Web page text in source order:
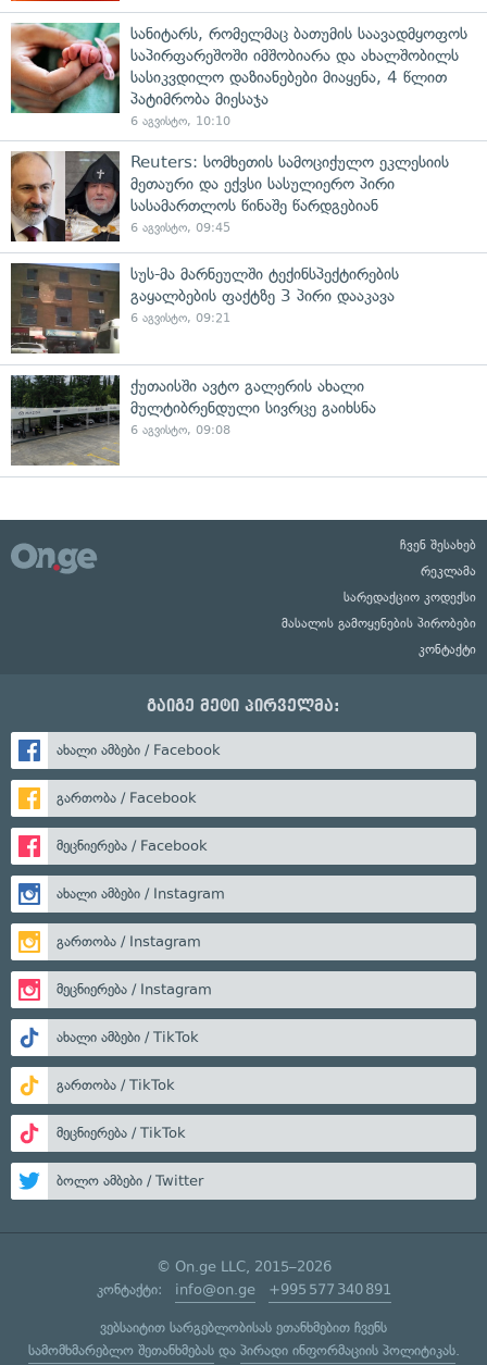
სანიტარს, რომელმაც ბათუმის საავადმყოფოს
საპირფარეშოში იმშობიარა და ახალშობილს
სასიკვდილო დაზიანებები მიაყენა, 4 წლით
პატიმრობა მიესაჯა
6 აგვისტო, 10:10
Reuters: სომხეთის სამოციქულო ეკლესიის
მეთაური და ექვსი სასულიერო პირი
სასამართლოს წინაშე წარდგებიან
6 აგვისტო, 09:45
სუს-მა მარნეულში ტექინსპექტირების
გაყალბების ფაქტზე 3 პირი დააკავა
6 აგვისტო, 09:21
ქუთაისში ავტო გალერის ახალი
მულტიბრენდული სივრცე გაიხსნა
6 აგვისტო, 09:08
ჩვენ შესახებ
რეკლამა
სარედაქციო კოდექსი
მასალის გამოყენების პირობები
კონტაქტი
გაიგე მეტი პირველმა:
ახალი ამბები / Facebook
გართობა / Facebook
მეცნიერება / Facebook
ახალი ამბები / Instagram
გართობა / Instagram
მეცნიერება / Instagram
ახალი ამბები / TikTok
გართობა / TikTok
მეცნიერება / TikTok
ბოლო ამბები / Twitter
© On.ge LLC, 2015–2026
კონტაქტი: info@on.ge +995 577 340 891
ვებსაიტით სარგებლობისას ეთანხმებით ჩვენს
სამომხმარებლო შეთანხმებასდა პირადი ინფორმაციის პოლიტიკას.